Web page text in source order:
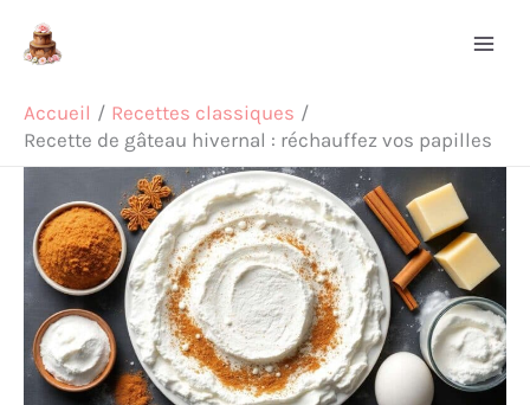
Accueil
Recettes classiques
Recette de gâteau hivernal : réchauffez vos papilles
Rechercher